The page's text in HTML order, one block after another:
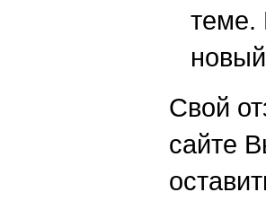
теме.
Свой
сайте